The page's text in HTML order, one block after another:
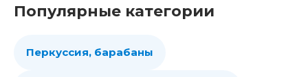
Популярные категории
Перкуссия, барабаны